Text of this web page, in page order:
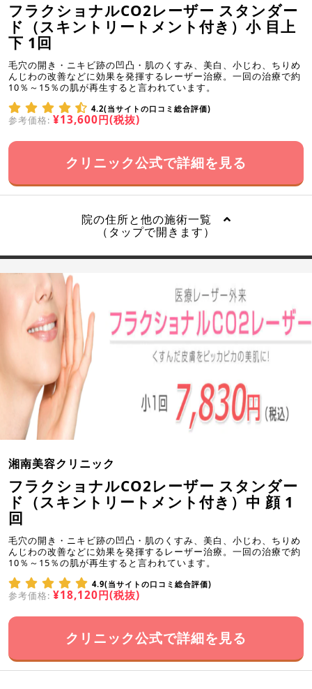
フラクショナルCO2レーザー スタンダー
ド（スキントリートメント付き）小 目上
下 1回
毛穴の開き・ニキビ跡の凹凸・肌のくすみ、美白、小じわ、ちりめ
んじわの改善などに効果を発揮するレーザー治療。一回の治療で約
10％～15％の肌が再生すると言われています。
4.2(当サイトの口コミ総合評価)
参考価格: ¥13,600円(税抜)
クリニック公式で詳細を見る
院の住所と他の施術一覧
（タップで開きます）
湘南美容クリニック
フラクショナルCO2レーザー スタンダー
ド（スキントリートメント付き）中 顔 1
回
毛穴の開き・ニキビ跡の凹凸・肌のくすみ、美白、小じわ、ちりめ
んじわの改善などに効果を発揮するレーザー治療。一回の治療で約
10％～15％の肌が再生すると言われています。
4.9(当サイトの口コミ総合評価)
参考価格: ¥18,120円(税抜)
クリニック公式で詳細を見る